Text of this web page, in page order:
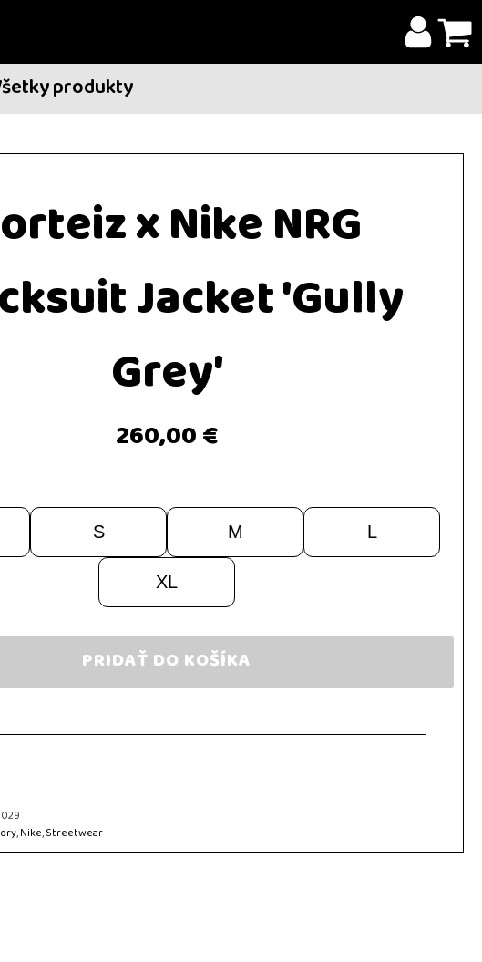
produkty
x Nike NRG
Jacket 'Gully
Grey'
260,00 €
S M L
XL
PRIDAŤ DO KOŠÍKA
,Nike,Streetwear